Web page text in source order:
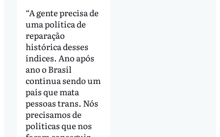
“A gente precisa de
uma política de
reparação
histórica desses
índices. Ano após
ano o Brasil
continua sendo um
país que mata
pessoas trans. Nós
precisamos de
políticas que nos